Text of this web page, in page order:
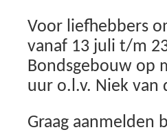
Voor liefhebbers
vanaf 13 juli t/m
Bondsgebouw op
uur o.l.v. Niek van
Graag aanmelden